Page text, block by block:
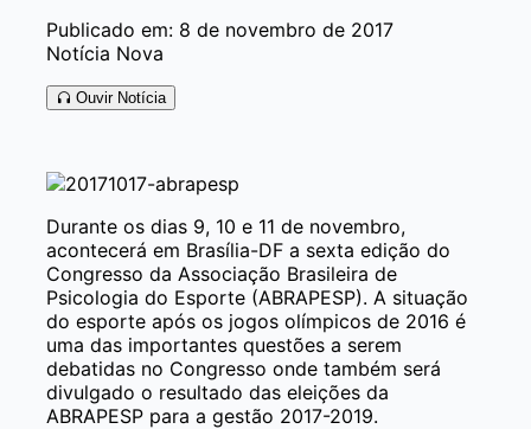
Publicado em: 8 de novembro de 2017
Notícia Nova
Ouvir Notícia
Durante os dias 9, 10 e 11 de novembro,
acontecerá em Brasília-DF a sexta edição do
Congresso da Associação Brasileira de
Psicologia do Esporte (ABRAPESP). A situação
do esporte após os jogos olímpicos de 2016 é
uma das importantes questões a serem
debatidas no Congresso onde também será
divulgado o resultado das eleições da
ABRAPESP para a gestão 2017-2019.